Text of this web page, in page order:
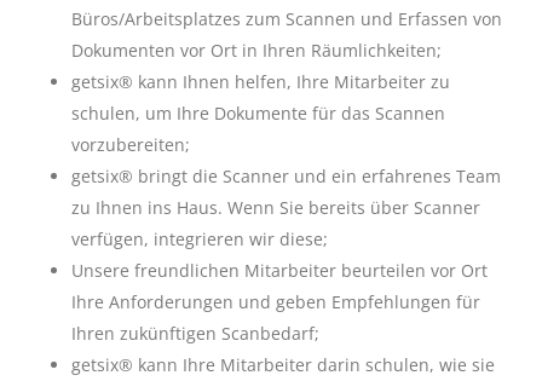
Büros/Arbeitsplatzes zum Scannen und Erfassen von
Dokumenten vor Ort in Ihren Räumlichkeiten;
getsix® kann Ihnen helfen, Ihre Mitarbeiter zu
schulen, um Ihre Dokumente für das Scannen
vorzubereiten;
getsix® bringt die Scanner und ein erfahrenes Team
zu Ihnen ins Haus. Wenn Sie bereits über Scanner
verfügen, integrieren wir diese;
Unsere freundlichen Mitarbeiter beurteilen vor Ort
Ihre Anforderungen und geben Empfehlungen für
Ihren zukünftigen Scanbedarf;
getsix® kann Ihre Mitarbeiter darin schulen, wie sie